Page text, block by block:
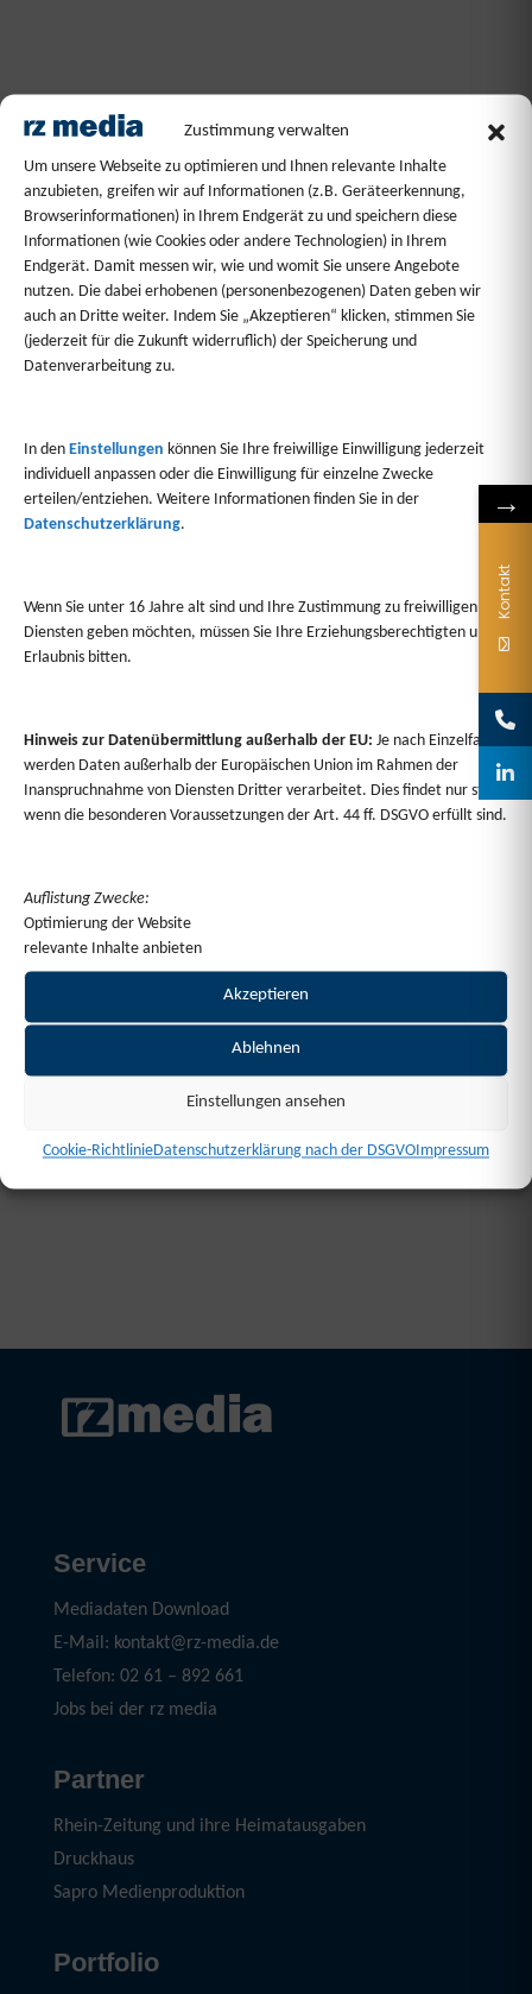
Zustimmung verwalten
Um unsere Webseite zu optimieren und Ihnen relevante Inhalte
anzubieten, greifen wir auf Informationen (z.B. Geräteerkennung,
Browserinformationen) in Ihrem Endgerät zu und speichern diese
Informationen (wie Cookies oder andere Technologien) in Ihrem
Endgerät. Damit messen wir, wie und womit Sie unsere Angebote
nutzen. Die dabei erhobenen (personenbezogenen) Daten geben wir
auch an Dritte weiter. Indem Sie „Akzeptieren“ klicken, stimmen Sie
(jederzeit für die Zukunft widerruflich) der Speicherung und
Datenverarbeitung zu.
In den Einstellungen können Sie Ihre freiwillige Einwilligung jederzeit
individuell anpassen oder die Einwilligung für einzelne Zwecke
erteilen/entziehen. Weitere Informationen finden Sie in der
Datenschutzerklärung.
Wenn Sie unter 16 Jahre alt sind und Ihre Zustimmung zu freiwilligen
Diensten geben möchten, müssen Sie Ihre Erziehungsberechtigten um
Erlaubnis bitten.
Hinweis zur Datenübermittlung außerhalb der EU: Je nach Einzelfall
werden Daten außerhalb der Europäischen Union im Rahmen der
Inanspruchnahme von Diensten Dritter verarbeitet. Dies findet nur statt,
wenn die besonderen Voraussetzungen der Art. 44 ff. DSGVO erfüllt sind.
Auflistung Zwecke:
Optimierung der Website
relevante Inhalte anbieten
Akzeptieren
Ablehnen
Einstellungen ansehen
Cookie-RichtlinieDatenschutzerklärung nach der DSGVOImpressum
DIE BEILAGE DER VHS KOBLENZ VOM 25. JUNI 2026 IN DER
RHEIN-ZEITUNG.
Service
Mediadaten Download
E-Mail: kontakt@rz-media.de
Telefon: 02 61 – 892 661
Jobs bei der rz media
Partner
Rhein-Zeitung und ihre Heimatausgaben
Druckhaus
Sapro Medienproduktion
Portfolio
→
Kontakt